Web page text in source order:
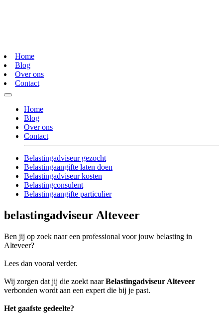
Home
Blog
Over ons
Contact
Home
Blog
Over ons
Contact
Belastingadviseur gezocht
Belastingaangifte laten doen
Belastingadviseur kosten
Belastingconsulent
Belastingaangifte particulier
belastingadviseur Alteveer
Ben jij op zoek naar een professional voor jouw belasting in
Alteveer?
Lees dan vooral verder.
Wij zorgen dat jij die zoekt naarBelastingadviseur Alteveer
verbonden wordt aan een expert die bij je past.
Het gaafste gedeelte?